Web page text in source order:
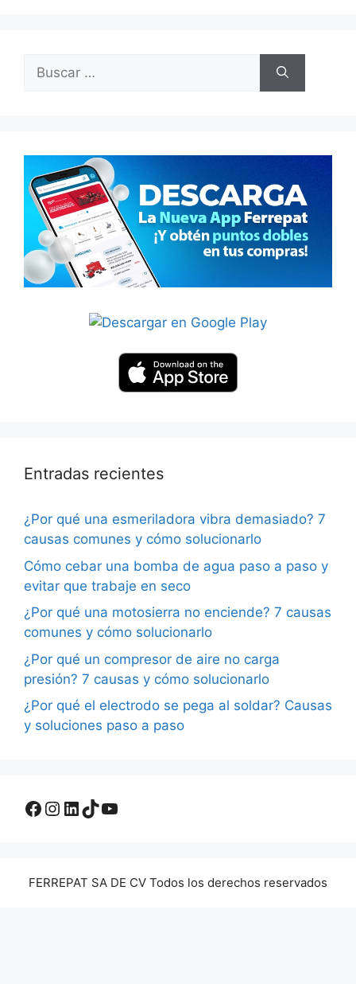
Entradas recientes
¿Por qué una esmeriladora vibra demasiado? 7
causas comunes y cómo solucionarlo
Cómo cebar una bomba de agua paso a paso y
evitar que trabaje en seco
¿Por qué una motosierra no enciende? 7 causas
comunes y cómo solucionarlo
¿Por qué un compresor de aire no carga
presión? 7 causas y cómo solucionarlo
¿Por qué el electrodo se pega al soldar? Causas
y soluciones paso a paso
Facebook
Instagram
LinkedIn
TikTok
YouTube
FERREPAT SA DE CV Todos los derechos reservados